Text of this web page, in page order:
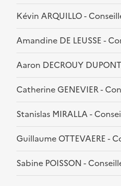
Kévin ARQUILLO -
Amandine DE LEUSSE -
Aaron DECROUY
Catherine GENEVIER -
Stanislas MIRALLA -
Guillaume OTTEVAERE -
Sabine POISSON -